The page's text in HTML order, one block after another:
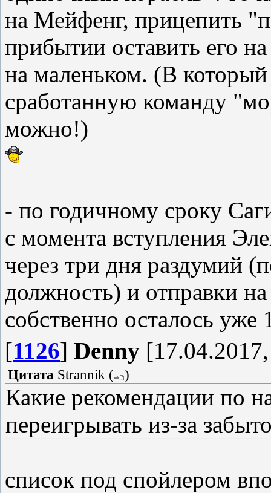
на Мейфенг, прицепить
прибытии оставить его
на маленьком. (В
сработанную команду
можно!)
- по годичному сроку
с момента вступления
через три дня раздумий
должность) и отправки
собственно осталось уже
[1126] Denny
Цитата Strannik ( )
Какие рекомендации по
переигрывать из-за
список под спойлером